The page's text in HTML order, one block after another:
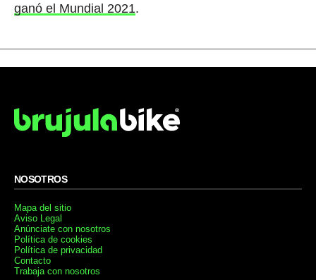
ganó el Mundial 2021.
NOSOTROS
Mapa del sitio
Aviso Legal
Anúnciate con nosotros
Política de cookies
Política de privacidad
Contacto
Trabaja con nosotros